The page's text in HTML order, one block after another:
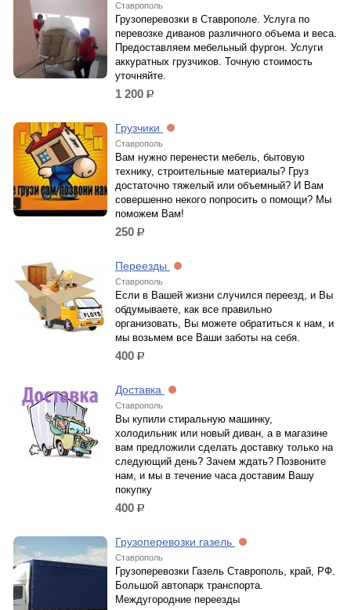
Ставрополь
Грузоперевозки в Ставрополе. Услуга по
перевозке диванов различного объема и веса.
Предоставляем мебельный фургон. Услуги
аккуратных грузчиков. Точную стоимость
уточняйте.
1 200 р.
Грузчики
Ставрополь
Вам нужно перенести мебель, бытовую
технику, строительные материалы? Груз
достаточно тяжелый или объемный? И Вам
совершенно некого попросить о помощи? Мы
поможем Вам!
250 р.
Переезды
Ставрополь
Если в Вашей жизни случился переезд, и Вы
обдумываете, как все правильно
организовать, Вы можете обратиться к нам, и
мы возьмем все Ваши заботы на себя.
400 р.
Доставка
Ставрополь
Вы купили стиральную машинку,
холодильник или новый диван, а в магазине
вам предложили сделать доставку только на
следующий день? Зачем ждать? Позвоните
нам, и мы в течение часа доставим Вашу
покупку
400 р.
Грузоперевозки газель
Ставрополь
Грузоперевозки Газель Ставрополь, край, РФ.
Большой автопарк транспорта.
Междугородние переезды